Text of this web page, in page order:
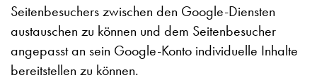
Seitenbesuchers zwischen den Google-Diensten
austauschen zu können und dem Seitenbesucher
angepasst an sein Google-Konto individuelle Inhalte
bereitstellen zu können.